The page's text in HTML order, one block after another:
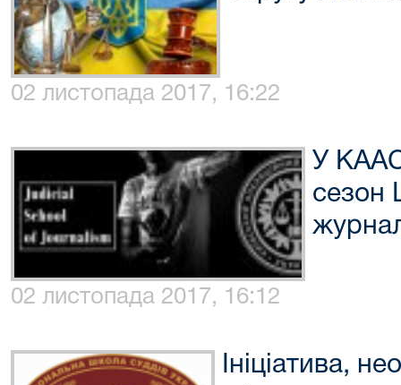
02 листопада 2017, 16:22
У КААС
сезон
02 листопада 2017, 16:12
Ініціатива,